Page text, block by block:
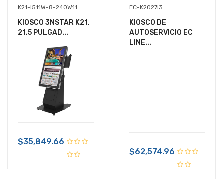
K21-I511W-8-240W11
KIOSCO 3NSTAR K21,
21.5 PULGAD...
$35,849.66
EC-K2027I3
KIOSCO DE
AUTOSERVICIO EC
LINE...
$62,574.96